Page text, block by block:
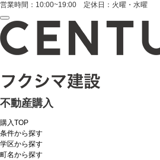
営業時間：10:00~19:00 定休日：火曜・水曜
不動産購入
購入TOP
条件から探す
学区から探す
町名から探す